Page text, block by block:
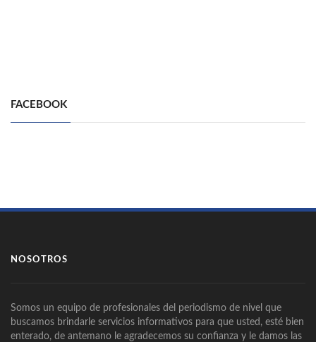
FACEBOOK
NOSOTROS
Somos un equipo de profesionales del periodismo de nivel que
buscamos brindarle servicios informativos para que usted, esté bien
enterado, de antemano le agradecemos su confianza y le damos las